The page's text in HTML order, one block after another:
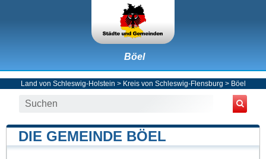
Böel
Land von Schleswig-Holstein > Kreis von Schleswig-Flensburg > Böel
DIE GEMEINDE BÖEL